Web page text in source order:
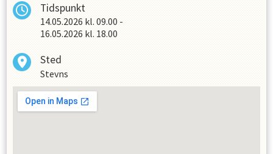
Tidspunkt
14.05.2026 kl. 09.00 -
16.05.2026 kl. 18.00
Sted
Stevns